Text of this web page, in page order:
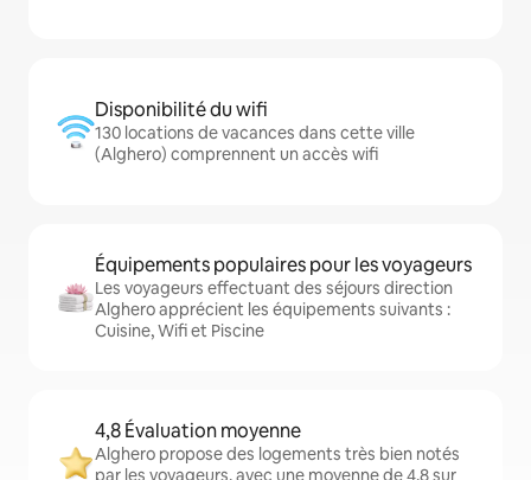
Disponibilité du wifi
130 locations de vacances dans cette ville
(Alghero) comprennent un accès wifi
Équipements populaires pour les voyageurs
Les voyageurs effectuant des séjours direction
Alghero apprécient les équipements suivants :
Cuisine, Wifi et Piscine
4,8 Évaluation moyenne
Alghero propose des logements très bien notés
par les voyageurs, avec une moyenne de 4,8 sur